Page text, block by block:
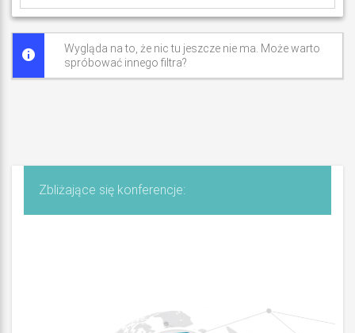
j
K
a
Pokaż:
Wygląda na to, że nic tu jeszcze nie ma. Może warto
spróbować innego filtra?
Zbliżające się konferencje: